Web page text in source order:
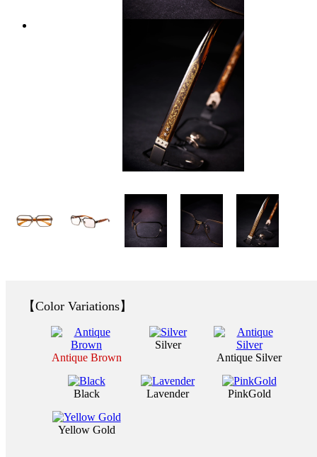
Color Variations
Antique Brown
Silver
Antique Silver
Black Lavender PinkGold
Yellow Gold